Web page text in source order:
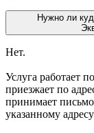
Нужно ли
Нет.
Услуга работает
приезжает по
принимает
указанному